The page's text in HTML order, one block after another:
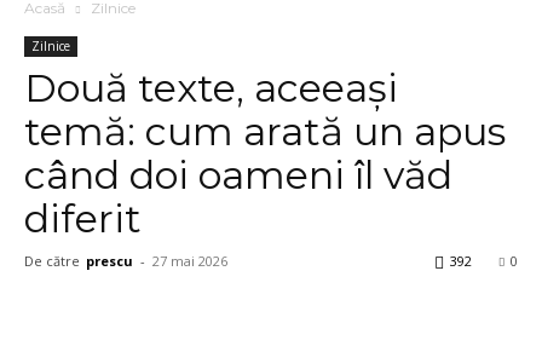
Acasă Zilnice
Zilnice
Două texte, aceeași
temă: cum arată un apus
când doi oameni îl văd
diferit
De către prescu - 27 mai 2026 0
392